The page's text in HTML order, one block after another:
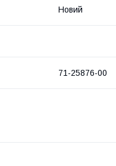
Новий
71-25876-00